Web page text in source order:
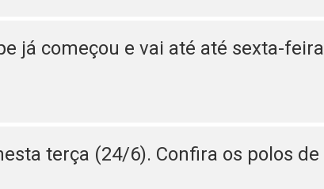
já começou e vai até até sexta-feira
terça (24/6). Confira os polos de